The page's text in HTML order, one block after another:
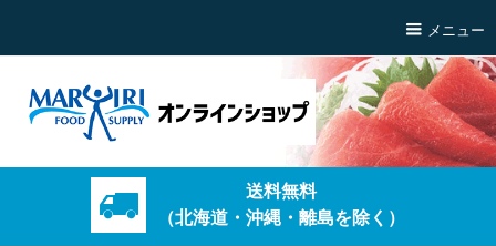
メニュー
送料無料
（北海道・沖縄・離島を除く）